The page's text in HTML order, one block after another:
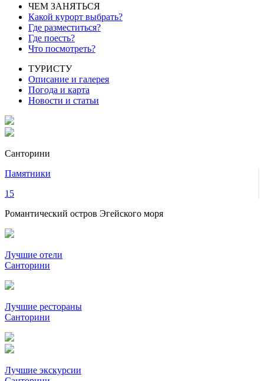
ЧЕМ ЗАНЯТЬСЯ
Какой курорт выбрать?
Где разместиться?
Где поесть?
Что посмотреть?
ТУРИСТУ
Описание и галерея
Погода и карта
Новости и статьи
Санторини
Памятники
15
Романтический остров Эгейского моря
Лучшие отели
Санторини
Лучшие рестораны
Санторини
Лучшие экскурсии